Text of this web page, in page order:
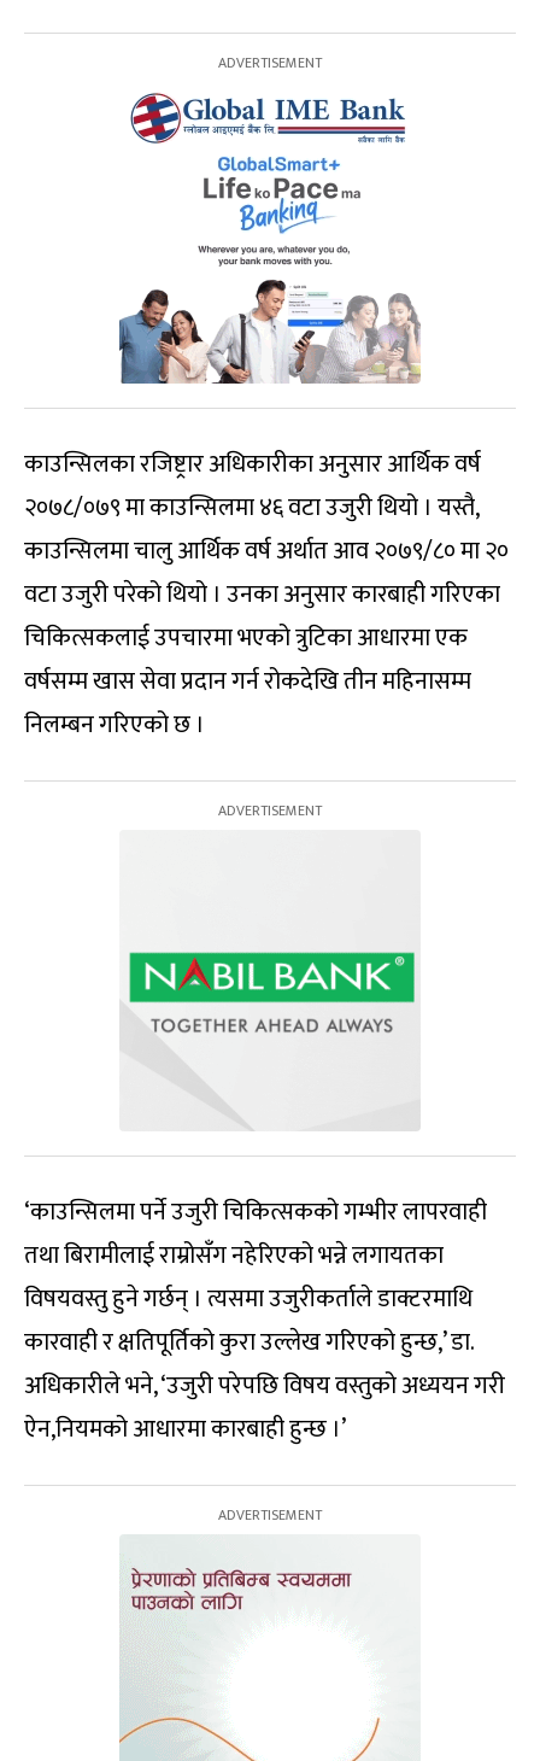
काउन्सिलका रजिष्ट्रार अधिकारीका अनुसार आर्थिक वर्ष
२०७८/०७९ मा काउन्सिलमा ४६ वटा उजुरी थियो । यस्तै,
काउन्सिलमा चालु आर्थिक वर्ष अर्थात आव २०७९/८० मा २०
वटा उजुरी परेको थियो । उनका अनुसार कारबाही गरिएका
चिकित्सकलाई उपचारमा भएको त्रुटिका आधारमा एक
वर्षसम्म खास सेवा प्रदान गर्न रोकदेखि तीन महिनासम्म
निलम्बन गरिएको छ ।
‘काउन्सिलमा पर्ने उजुरी चिकित्सकको गम्भीर लापरवाही
तथा बिरामीलाई राम्रोसँग नहेरिएको भन्ने लगायतका
विषयवस्तु हुने गर्छन् । त्यसमा उजुरीकर्ताले डाक्टरमाथि
कारवाही र क्षतिपूर्तिको कुरा उल्लेख गरिएको हुन्छ,’ डा.
अधिकारीले भने, ‘उजुरी परेपछि विषय वस्तुको अध्ययन गरी
ऐन,नियमको आधारमा कारबाही हुन्छ ।’